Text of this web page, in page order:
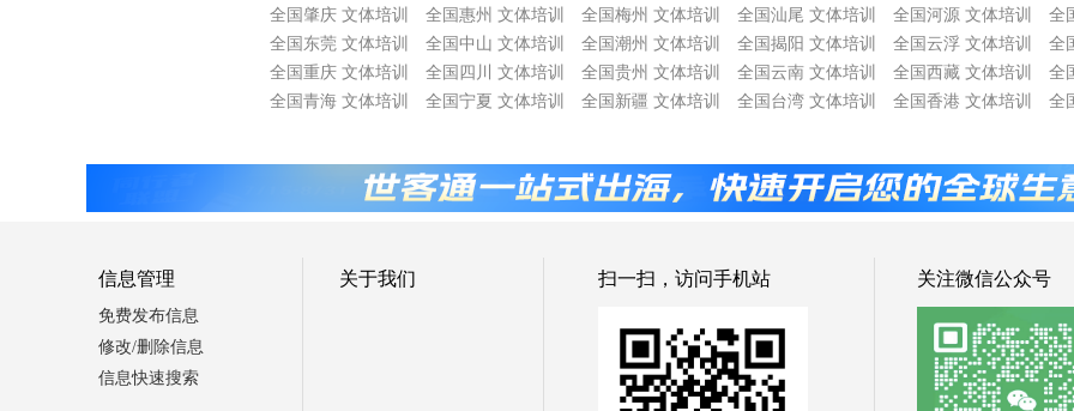
全国肇庆 文体培训
全国惠州 文体培训 全国梅州 文体培训 全国汕尾 文体培训 全国河源 文体培训
全
全国东莞 文体培训
全国中山 文体培训 全国潮州 文体培训 全国揭阳 文体培训 全国云浮 文体培训
全
全国重庆 文体培训
全国四川 文体培训 全国贵州 文体培训 全国云南 文体培训 全国西藏 文体培训
全
全国青海 文体培训
全国宁夏 文体培训 全国新疆 文体培训 全国台湾 文体培训 全国香港 文体培训 全
信息管理
免费发布信息
修改/删除信息
信息快速搜索
关于我们 扫一扫，访问手机站 关注微信公众号